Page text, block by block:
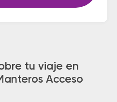
tu viaje en
Acceso